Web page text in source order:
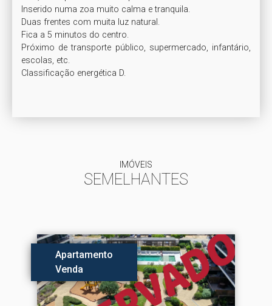
Inserido numa zoa muito calma e tranquila.
Duas frentes com muita luz natural.
Fica a 5 minutos do centro.
Próximo de transporte público, supermercado, infantário,
escolas, etc.
Classificação energética D.
IMÓVEIS
SEMELHANTES
Apartamento
Venda